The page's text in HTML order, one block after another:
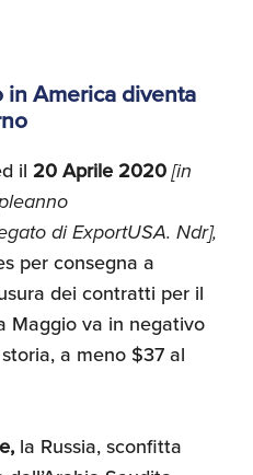
America diventa
il 20 Aprile 2020[in
di ExportUSA. Ndr],
per consegna a
dei contratti per il
Maggio va in negativo
a meno $37 al
la Russia, sconfitta